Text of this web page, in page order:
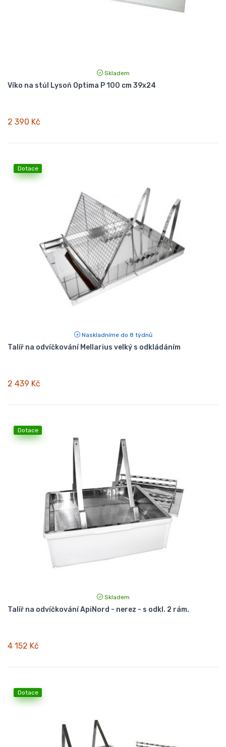
Skladem
Víko na stůl Lysoň Optima P 100 cm 39x24
2 390 Kč
Dotace
Naskladníme do 8 týdnů
Talíř na odvíčkování Mellarius velký s odkládáním
2 439 Kč
Dotace
Skladem
Talíř na odvíčkování ApiNord - nerez - s odkl. 2 rám.
4 152 Kč
Dotace